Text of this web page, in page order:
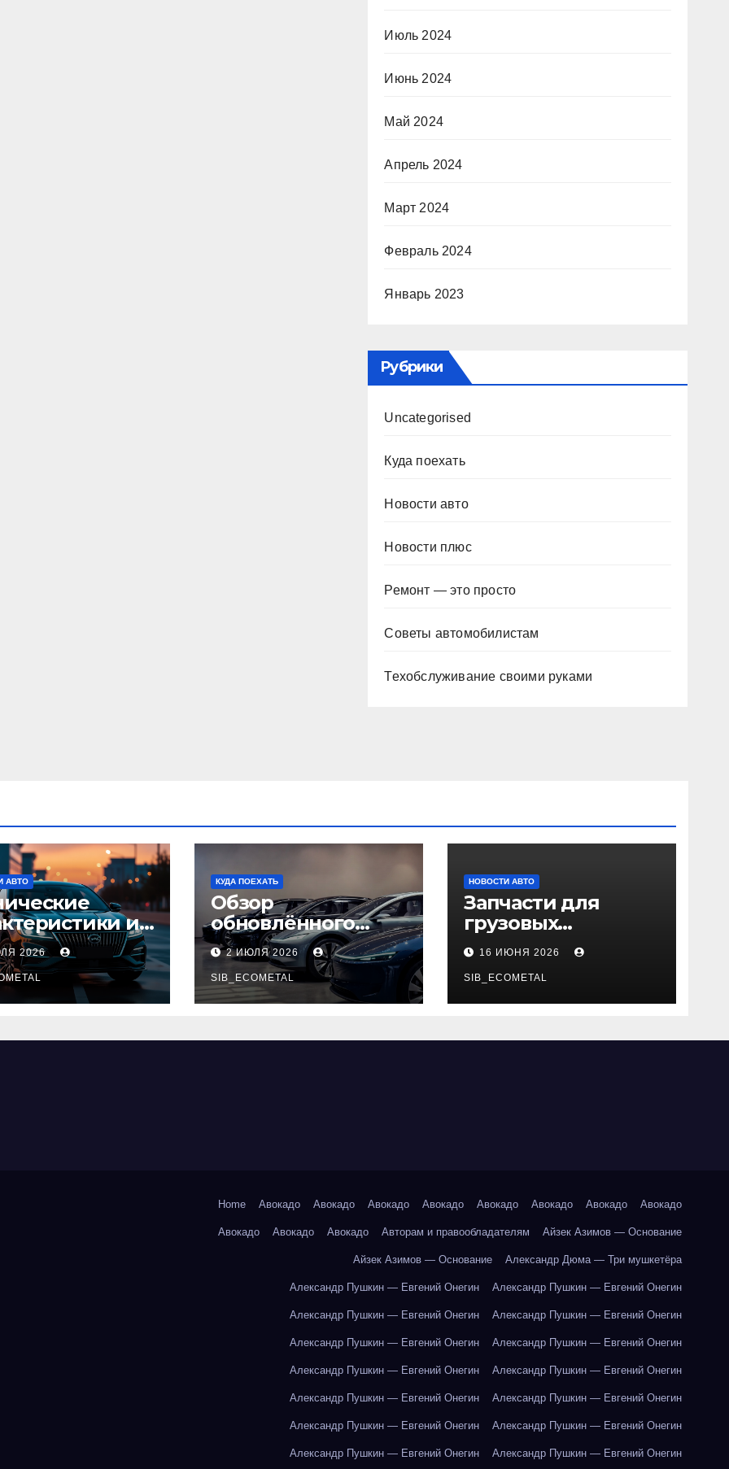
Июль 2024
Июнь 2024
Май 2024
Апрель 2024
Март 2024
Февраль 2024
Январь 2023
Рубрики
Uncategorised
Куда поехать
Новости авто
Новости плюс
Ремонт — это просто
Советы автомобилистам
Техобслуживание своими руками
АВТО
и
GAC
2026
КУДА ПОЕХАТЬ
Обзор
обновлённого
модельного ряда
легковых
автомобилей 2026
года
2 ИЮЛЯ 2026
SIB_ECOMETAL
НОВОСТИ АВТО
Запчасти для
грузовых
автомобилей:
справочная база по
корейским и
японским
16 ИЮНЯ 2026
SIB_ECOMETAL
Home Авокадо Авокадо Авокадо Авокадо Авокадо Авокадо Авокадо Авокадо
Авокадо Авокадо Авокадо Авторам и правообладателям Айзек Азимов — Основание
Айзек Азимов — Основание Александр Дюма — Три мушкетёра
Александр Пушкин — Евгений Онегин Александр Пушкин — Евгений Онегин
Александр Пушкин — Евгений Онегин Александр Пушкин — Евгений Онегин
Александр Пушкин — Евгений Онегин Александр Пушкин — Евгений Онегин
Александр Пушкин — Евгений Онегин Александр Пушкин — Евгений Онегин
Александр Пушкин — Евгений Онегин Александр Пушкин — Евгений Онегин
Александр Пушкин — Евгений Онегин Александр Пушкин — Евгений Онегин
Александр Пушкин — Евгений Онегин Александр Пушкин — Евгений Онегин